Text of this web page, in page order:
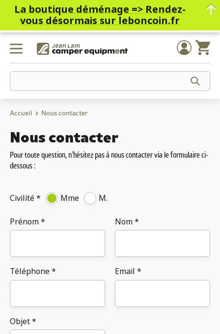
Skip
content
Accueil Nous contacter
Nous contacter
Pour toute question, n’hésitez pas à nous contacter via le formulaire ci-
dessous :
Civilité * Mme M.
Prénom * Nom *
Téléphone * Email *
Objet *
La boutique déménage =>Rendez-
vous désormais sur leboncoin.fr